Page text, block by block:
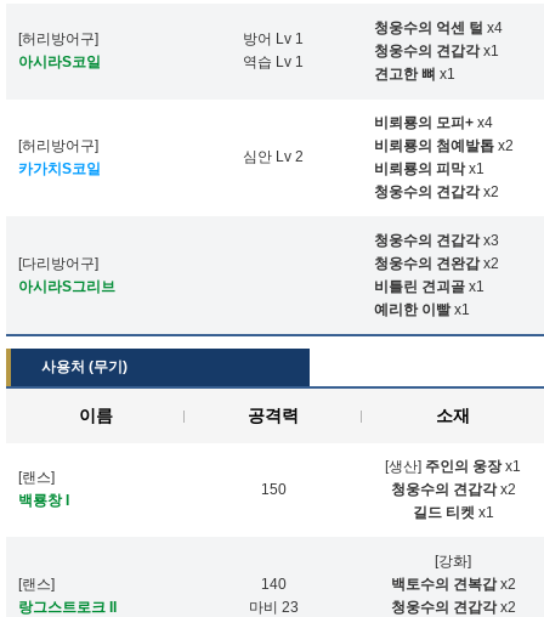
[허리방어구]
아시라S코일
방어 Lv 1
역습 Lv 1
청웅수의 억센 털 x4
청웅수의 견갑각x1
견고한 뼈 x1
[허리방어구]
카가치S코일
심안 Lv 2
비뢰룡의 모피+ x4
비뢰룡의 첨예발톱 x2
비뢰룡의 피막x1
청웅수의 견갑각x2
[다리방어구]
아시라S그리브
청웅수의 견갑각x3
청웅수의 견완갑x2
비틀린 견괴골 x1
예리한 이빨x1
사용처 (무기)
이름 공격력 소재
[랜스]
백룡창 I
150
[생산] 주인의 웅장x1
청웅수의 견갑각x2
길드 티켓 x1
[랜스]
랑그스트로크 II
140
마비 23
[강화]
백토수의 견복갑x2
청웅수의 견갑각x2